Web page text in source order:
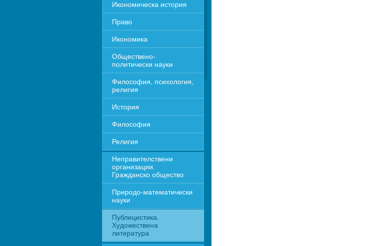
Икономическа история
Право
Икономика
Обществено-
политически науки
Философия, психология,
религия
История
Философия
Религия
Неправителствени
организации.
Гражданско общество
Природо-математически
науки
Публицистика.
Художествена
литература